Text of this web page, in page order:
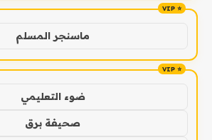
ماسنجر المسلم
ضوء التعليمي
صحيفة برق